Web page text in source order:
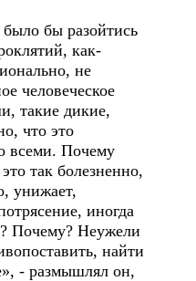
бы разойтись
как-
не
человеческое
такие дикие,
что это
всеми. Почему
так болезненно,
унижает,
иногда
Почему? Неужели
найти
- размышлял он,